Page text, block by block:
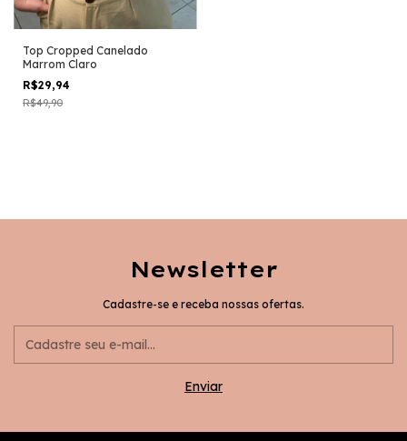
Top Cropped Canelado
Marrom Claro
R$29,94
R$49,90
Newsletter
Cadastre-se e receba nossas ofertas.